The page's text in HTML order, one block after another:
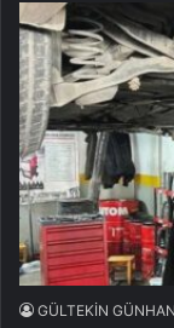
GÜLTEKİN